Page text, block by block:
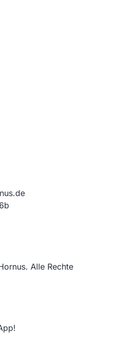
Alle Rechte